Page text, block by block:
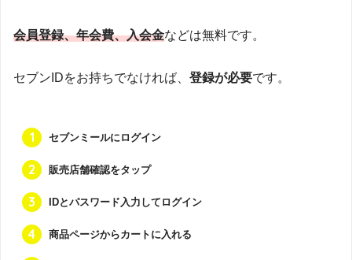
会員登録、年会費、入会金などは無料です。
セブンIDをお持ちでなければ、 登録が必要です。
セブンミールにログイン
販売店舗確認をタップ
IDとパスワード入力してログイン
商品ページからカートに入れる